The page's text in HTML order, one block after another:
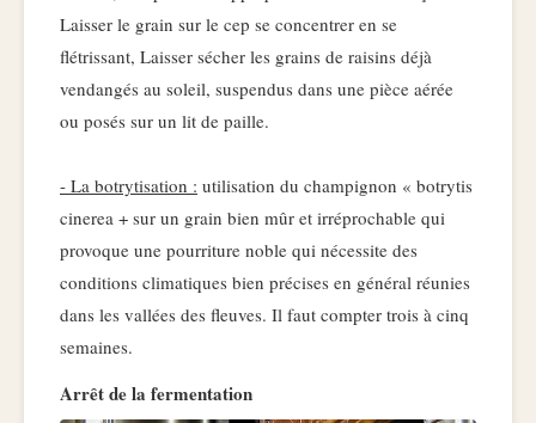
Laisser le grain sur le cep se concentrer en se
flétrissant, Laisser sécher les grains de raisins déjà
vendangés au soleil, suspendus dans une pièce aérée
ou posés sur un lit de paille.
- La botrytisation : utilisation du champignon « botrytis
cinerea + sur un grain bien mûr et irréprochable qui
provoque une pourriture noble qui nécessite des
conditions climatiques bien précises en général réunies
dans les vallées des fleuves. Il faut compter trois à cinq
semaines.
Arrêt de la fermentation